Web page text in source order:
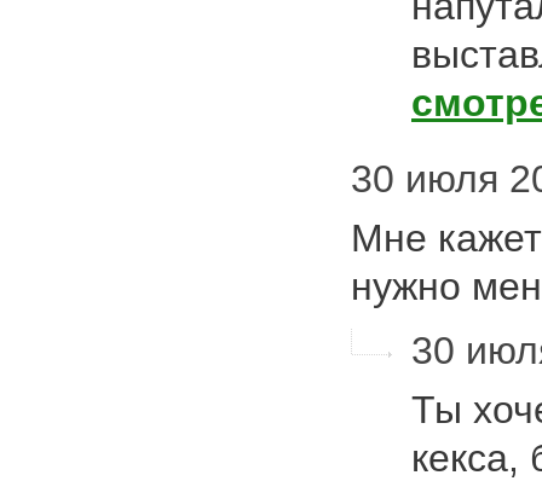
30 июля
Мне
нужно
30
Ты
кекса,